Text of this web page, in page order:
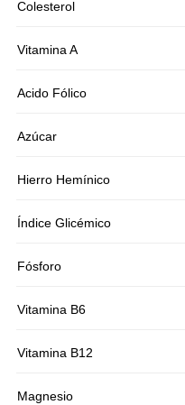
Colesterol
Vitamina A
Acido Fólico
Azúcar
Hierro Hemínico
Índice Glicémico
Fósforo
Vitamina B6
Vitamina B12
Magnesio